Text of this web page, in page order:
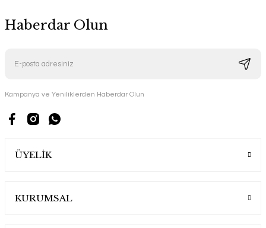
Haberdar Olun
Kampanya ve Yeniliklerden Haberdar Olun
ÜYELİK
KURUMSAL